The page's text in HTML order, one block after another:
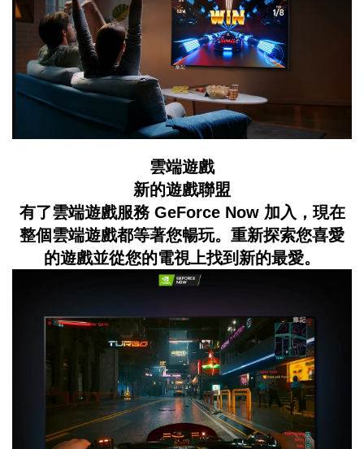
雲端遊戲
新的遊戲聯盟
有了雲端遊戲服務 GeForce Now 加入，現在
整個雲端遊戲都等著您暢玩。重新探索您喜愛
的遊戲並從您的電視上找到新的最愛。